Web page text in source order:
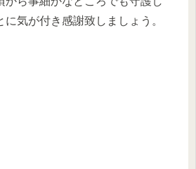
気が付き感謝致しましょう。